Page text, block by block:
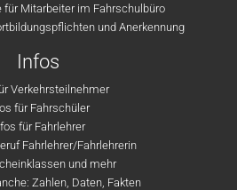
für Mitarbeiter im Fahrschulbüro
und Anerkennung
Infos
Verkehrsteilnehmer
für Fahrschüler
für Fahrlehrer
Fahrlehrer/Fahrlehrerin
und mehr
Zahlen, Daten, Fakten